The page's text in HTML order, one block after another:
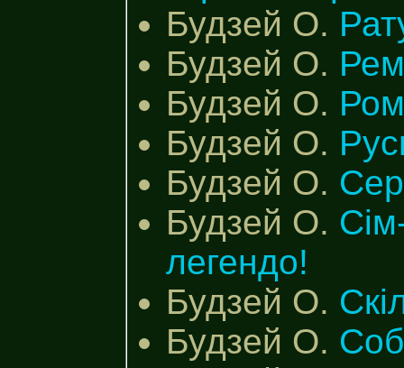
Будзей О.
Будзей О.
Будзей О.
Будзей О.
Будзей О.
Будзей О.
легендо!
Будзей О.
Будзей О.